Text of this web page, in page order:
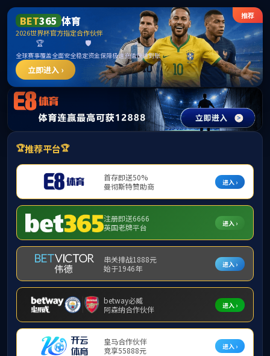
中国·tyc5997太阳集团(Macau)股份有限公
司-官方网站
Toggle
Sidebar
Find
Zoom
Out
Zoom
In